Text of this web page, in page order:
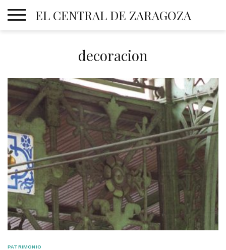
EL CENTRAL DE ZARAGOZA
decoracion
PATRIMONIO